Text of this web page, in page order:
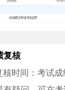
复核
时间：考试